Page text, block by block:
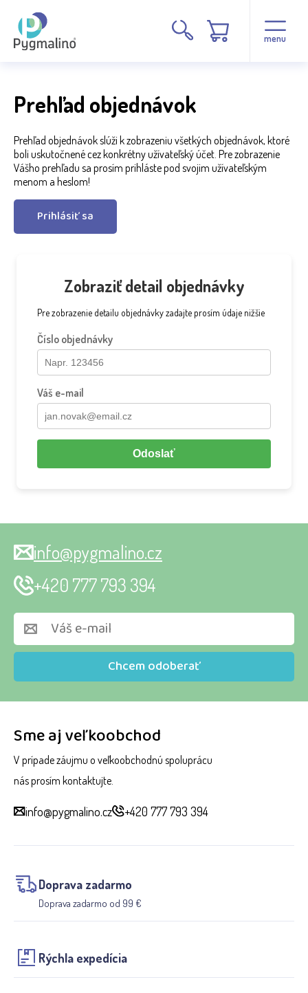
menu
Prehľad objednávok
Prehľad objednávok slúži k zobrazeniu všetkých objednávok, ktoré
boli uskutočnené cez konkrétny užívateľský účet. Pre zobrazenie
Vášho prehľadu sa prosím prihláste pod svojim užívateľským
menom a heslom!
Prihlásiť sa
Zobraziť detail objednávky
Pre zobrazenie detailu objednávky zadajte prosím údaje nižšie
Číslo objednávky
Váš e-mail
Odoslať
Sme aj veľkoobchod
V prípade záujmu o veľkoobchodnú spoluprácu
nás prosím kontaktujte.
info@pygmalino.cz +420 777 793 394
Doprava zadarmo
Doprava zadarmo od 99 €
Rýchla expedícia
Chcem odoberať
info@pygmalino.cz
+420 777 793 394